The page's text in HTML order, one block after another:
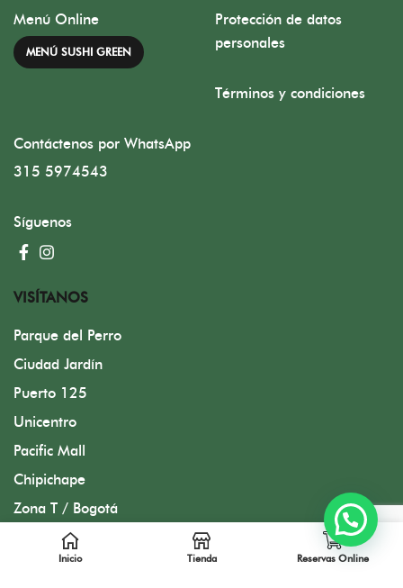
Menú Online
MENÚ SUSHI GREEN
Protección de datos
personales
Términos y condiciones
Contáctenos por WhatsApp
315 5974543
Síguenos
VISÍTANOS
Parque del Perro
Ciudad Jardín
Puerto 125
Unicentro
Pacific Mall
Chipichape
Zona T / Bogotá
Diseñado por FMC Group
Inicio Tienda Reservas Online